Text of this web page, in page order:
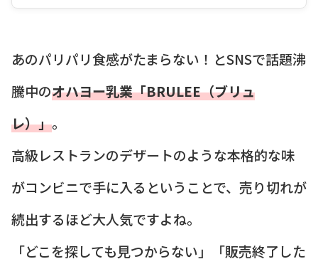
あのパリパリ食感がたまらない！とSNSで話題沸
騰中のオハヨー乳業「BRULEE（ブリュ
レ）」。
高級レストランのデザートのような本格的な味
がコンビニで手に入るということで、売り切れが
続出するほど大人気ですよね。
「どこを探しても見つからない」「販売終了した